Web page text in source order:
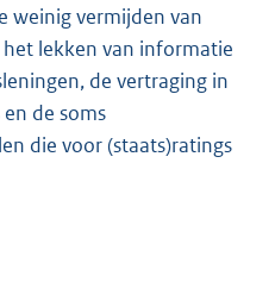
weinig vermijden van
lekken van informatie
de vertraging in
de soms
die voor (staats)ratings